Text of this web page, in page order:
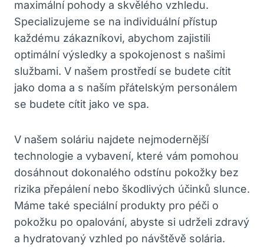
maximální pohody a skvělého vzhledu.
Specializujeme ⁢se na individuální přístup
každému zákazníkovi, abychom⁢ zajistili
optimální ‍výsledky a spokojenost s našimi
službami. V⁤ našem prostředí ⁣se⁤ budete cítit
jako doma a ​s naším přátelským personálem
se‌ budete ⁣cítit jako ve spa.
V⁣ našem soláriu‌ najdete nejmodernější
technologie a vybavení,‌ které ⁣vám pomohou
dosáhnout dokonalého odstínu pokožky bez
rizika přepálení nebo škodlivých účinků slunce.
⁣Máme také speciální produkty pro péči ​o
pokožku ​po‍ opalování,⁣ abyste si udrželi zdravý
a hydratovaný⁤ vzhled po ⁢návštěvě solária.